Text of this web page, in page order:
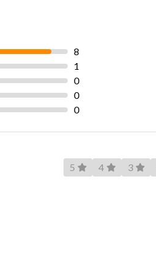
0
0
0
1
8
5 4 3